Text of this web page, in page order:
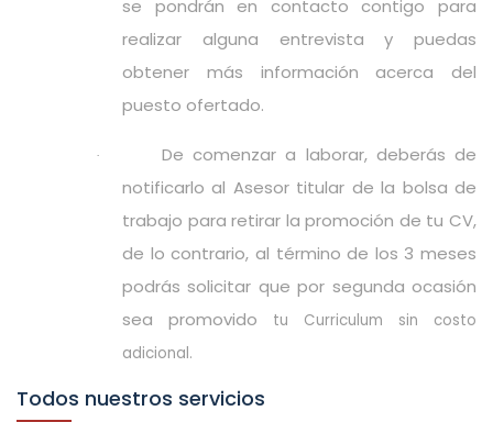
se pondrán en contacto contigo para
realizar alguna entrevista y puedas
obtener más información acerca del
puesto ofertado.
·
De comenzar a laborar, deberás de
notificarlo al Asesor titular de la bolsa de
trabajo para retirar la promoción de tu CV,
de lo contrario, al término de los 3 meses
podrás solicitar que por segunda ocasión
sea promovido
tu Curriculum sin costo
adicional.
Todos nuestros servicios